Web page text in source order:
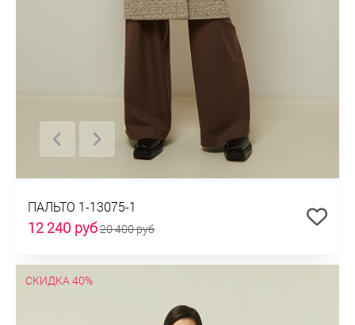
ПАЛЬТО 1-13075-1
12 240 руб20 400 руб
СКИДКА 40%